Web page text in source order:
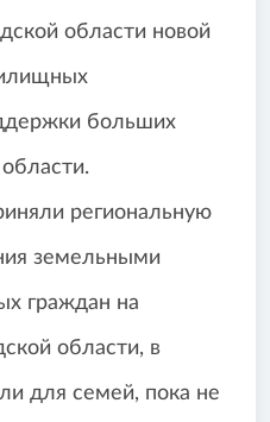
области новой
больших
региональную
земельными
граждан на
области, в
для семей, пока не